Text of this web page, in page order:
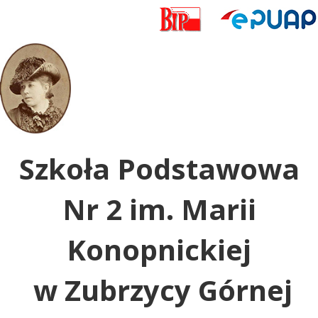
zawiera
system
dostępności.
Szkoła Podstawowa
Nr 2 im. Marii
Konopnickiej
w Zubrzycy Górnej